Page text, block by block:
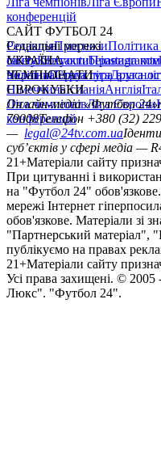
конференцій
САЙТ ФУТБОЛ 24
РедакціяПрогнозиПолітика
сайтуКонтактиПравила
політикаСтруктура
Соціальні мережі
facebookxyoutubeinstagram
УКРАЇНА
УкраїнаПерша лігаДруга
ЧЕМПІОНАТИ
НімеччинаІспаніяАнглія
ЄВРОКУБКИ
Ліга чемпіонівЛіга Європи
конференцій
Онлайн-медіа «Футбол 24»
79008Телефон +380 (32)
— legal@24tv.com.ua
суб’єктів у сфері медіа —
21+Матеріали сайту
При цитуванні і
на "Футбол 24"
мережі Інтернет
обов'язкове. Матеріали зі
"Партнерський матеріал",
публікуємо на правах
21+Матеріали сайту
Усi права захищенi. © 2005
Люкс". "Футбол 24".